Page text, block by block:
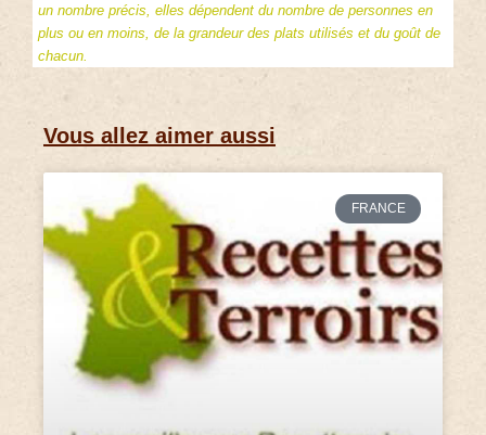
un nombre précis, elles dépendent du nombre de personnes en
plus ou en moins, de la grandeur des plats utilisés et du goût de
chacun.
Vous allez aimer aussi
FRANCE